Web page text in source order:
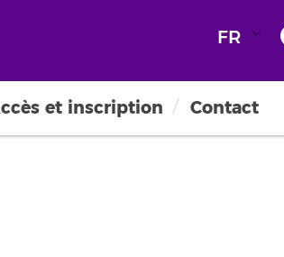
FR
et inscription Contact